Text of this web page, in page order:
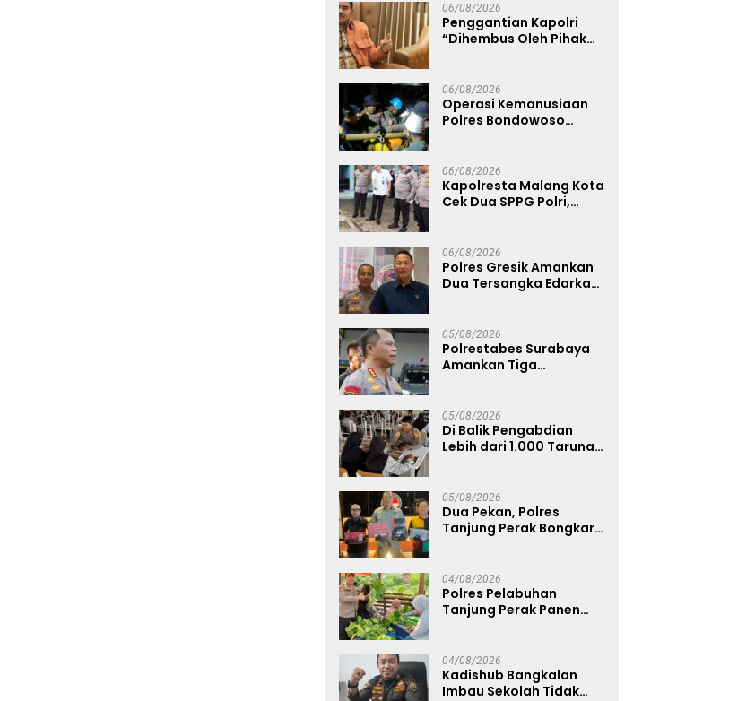
06/08/2026
Penggantian Kapolri
“Dihembus Oleh Pihak
06/08/2026
Operasi Kemanusiaan
Polres Bondowoso
Piramid
06/08/2026
Kapolresta Malang Kota
Cek Dua SPPG Polri,
Pengelolaan Limbah
Berjalan Optimal
06/08/2026
Polres Gresik Amankan
Dua Tersangka Edarkan
05/08/2026
Polrestabes Surabaya
Amankan Tiga
05/08/2026
Di Balik Pengabdian
Lebih dari 1.000 Taruna,
Siswa Sekolah Rakyat
05/08/2026
Dua Pekan, Polres
Tanjung Perak Bongkar
Ekstasi
04/08/2026
Polres Pelabuhan
Tanjung Perak Panen
Ketahanan Pangan
Nasional
04/08/2026
Kadishub Bangkalan
Imbau Sekolah Tidak